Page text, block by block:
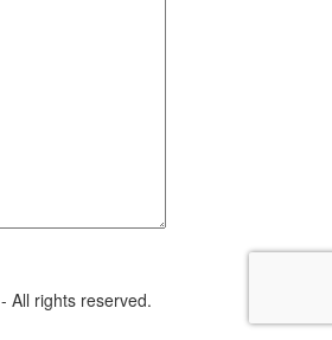
- All rights reserved.